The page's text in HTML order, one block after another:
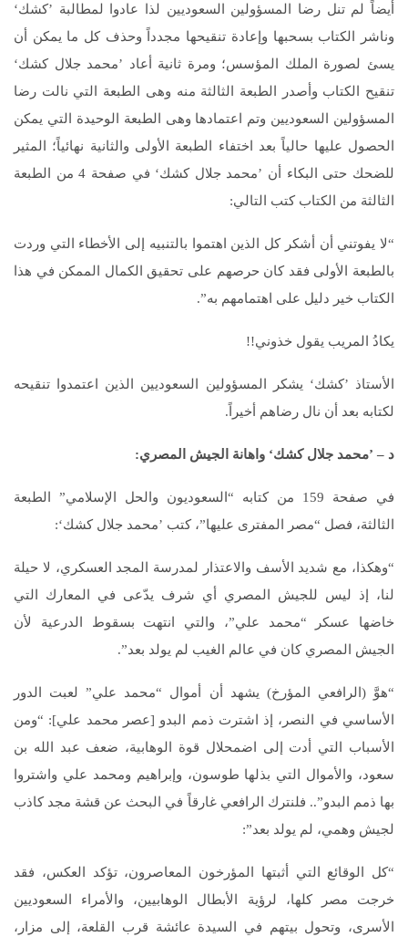
أيضاً لم تنل رضا المسؤولين السعوديين لذا عادوا لمطالبة ’كشك‘
وناشر الكتاب بسحبها وإعادة تنقيحها مجدداً وحذف كل ما يمكن أن
يسئ لصورة الملك المؤسس؛ ومرة ثانية أعاد ’محمد جلال كشك‘
تنقيح الكتاب وأصدر الطبعة الثالثة منه وهى الطبعة التي نالت رضا
المسؤولين السعوديين وتم اعتمادها وهى الطبعة الوحيدة التي يمكن
الحصول عليها حالياً بعد اختفاء الطبعة الأولى والثانية نهائياً؛ المثير
للضحك حتى البكاء أن ’محمد جلال كشك‘ في صفحة 4 من الطبعة
الثالثة من الكتاب كتب التالي:
“لا يفوتني أن أشكر كل الذين اهتموا بالتنبيه إلى الأخطاء التي وردت
بالطبعة الأولى فقد كان حرصهم على تحقيق الكمال الممكن في هذا
الكتاب خير دليل على اهتمامهم به”.
يكادُ المريب يقول خذوني!!
الأستاذ ’كشك‘ يشكر المسؤولين السعوديين الذين اعتمدوا تنقيحه
لكتابه بعد أن نال رضاهم أخيراً.
د – ’محمد جلال كشك‘ واهانة الجيش المصري:
في صفحة 159 من كتابه “السعوديون والحل الإسلامي” الطبعة
الثالثة، فصل “مصر المفترى عليها”، كتب ’محمد جلال كشك‘:
“وهكذا، مع شديد الأسف والاعتذار لمدرسة المجد العسكري، لا حيلة
لنا، إذ ليس للجيش المصري أي شرف يدّعى في المعارك التي
خاضها عسكر “محمد علي”، والتي انتهت بسقوط الدرعية لأن
الجيش المصري كان في عالم الغيب لم يولد بعد”.
“هوَّ (الرافعي المؤرخ) يشهد أن أموال “محمد علي” لعبت الدور
الأساسي في النصر، إذ اشترت ذمم البدو [عصر محمد علي]: “ومن
الأسباب التي أدت إلى اضمحلال قوة الوهابية، ضعف عبد الله بن
سعود، والأموال التي بذلها طوسون، وإبراهيم ومحمد علي واشتروا
بها ذمم البدو”.. فلنترك الرافعي غارقاً في البحث عن قشة مجد كاذب
لجيش وهمي، لم يولد بعد”:
“كل الوقائع التي أثبتها المؤرخون المعاصرون، تؤكد العكس، فقد
خرجت مصر كلها، لرؤية الأبطال الوهابيين، والأمراء السعوديين
الأسرى، وتحول بيتهم في السيدة عائشة قرب القلعة، إلى مزار،